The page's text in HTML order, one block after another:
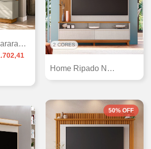
Home Painel Guararapes com 2 portas desl... 2 CORES
Home Ripado NT1335, Detalhe Frisado, Pos...
50% OFF